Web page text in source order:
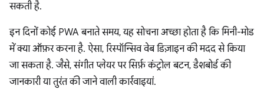
सकती है.
इन दिनों कोई PWA बनाते समय, यह सोचना अच्छा होता है कि मिनी-मोड
में क्या ऑफ़र करना है. ऐसा, रिस्पॉन्सिव वेब डिज़ाइन की मदद से किया
जा सकता है. जैसे, संगीत प्लेयर पर सिर्फ़ कंट्रोल बटन, डैशबोर्ड की
जानकारी या तुरंत की जाने वाली कार्रवाइयां.